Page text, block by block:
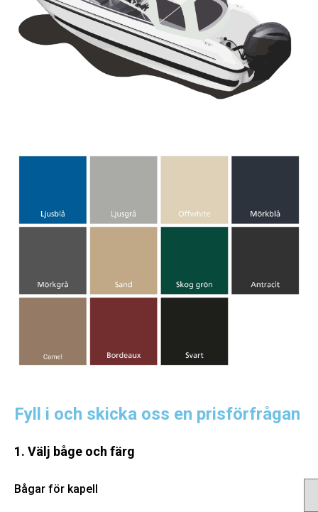
Fyll i och skicka oss en prisförfrågan
1. Välj båge och färg
Bågar för kapell